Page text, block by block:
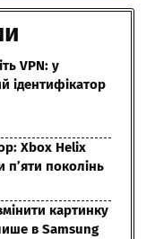
VPN: у
ідентифікатор
Xbox Helix
п’яти поколінь
картинку
в Samsung